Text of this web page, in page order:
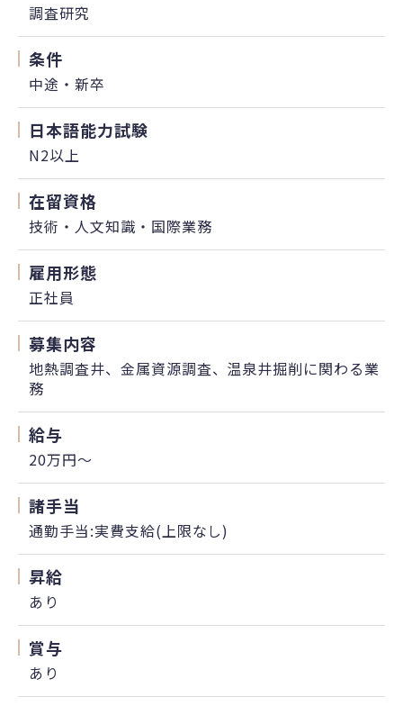
調査研究
条件
中途・新卒
日本語能力試験
N2以上
在留資格
技術・人文知識・国際業務
雇用形態
正社員
募集内容
地熱調査井、金属資源調査、温泉井掘削に関わる業
務
給与
20万円〜
諸手当
通勤手当:実費支給(上限なし)
昇給
あり
賞与
あり